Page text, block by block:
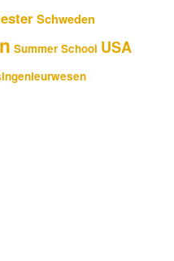
Schweden
Summer School USA